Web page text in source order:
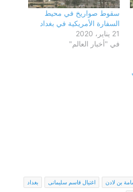
سقوط صواريخ في محيط
السفارة الأمريكية في بغداد
21 يناير، 2020
في "أخبار العالم"
بن لادن اغتيال قاسم سليمانى بغداد